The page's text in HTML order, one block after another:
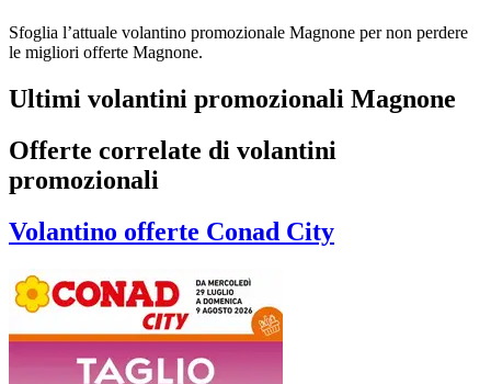
Sfoglia l’attuale volantino promozionale Magnone per non perdere
le migliori offerte Magnone.
Ultimi volantini promozionali Magnone
Offerte correlate di volantini
promozionali
Volantino offerte Conad City